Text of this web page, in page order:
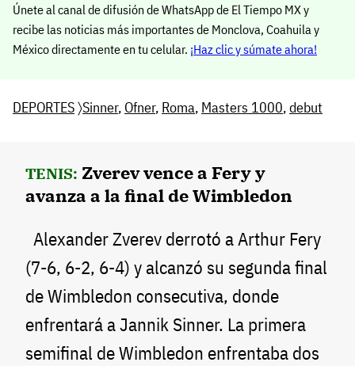
Únete al canal de difusión de WhatsApp de El Tiempo MX y
recibe las noticias más importantes de Monclova, Coahuila y
México directamente en tu celular. ¡Haz clic y súmate ahora!
DEPORTES〉Sinner, Ofner, Roma, Masters 1000,debut
TENIS: Zverev vence a Fery y
avanza a la final de Wimbledon
Alexander Zverev derrotó a Arthur Fery
(7-6, 6-2, 6-4) y alcanzó su segunda final
de Wimbledon consecutiva, donde
enfrentará a Jannik Sinner. La primera
semifinal de Wimbledon enfrentaba dos